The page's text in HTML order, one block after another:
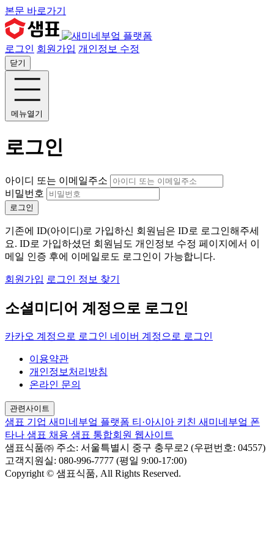
본문 바로가기
로그인 회원가입 개인정보 수정
닫기
메뉴열기
로그인
아이디 또는 이메일주소
비밀번호
로그인
기존에 ID(아이디)로 가입하신 회원님은 ID로 로그인해주세
요. ID로 가입하셨던 회원님도 개인정보 수정 페이지에서 이
메일 인증 후에 이메일로도 로그인이 가능합니다.
회원가입 로그인 정보 찾기
소셜미디어 계정으로 로그인
카카오 계정으로 로그인 네이버 계정으로 로그인
이용약관
개인정보처리방침
온라인 문의
관련사이트
샘표 기업 새미네부엌 플랫폼 티·아시아 키친 새미네부엌 폰
타나 샘표 채용 샘표 통합회원 웹사이트
샘표식품㈜ 주소: 서울특별시 중구 충무로2 (우편번호: 04557)
고객지원실: 080-996-7777 (평일 9:00-17:00)
Copyright © 샘표식품, All Rights Reserved.